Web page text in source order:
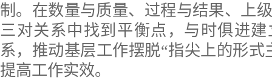
制。在数量与质量、过程与结果、上
三对关系中找到平衡点，与时俱进
系，推动基层工作摆脱“指尖上的形式
提高工作实效。